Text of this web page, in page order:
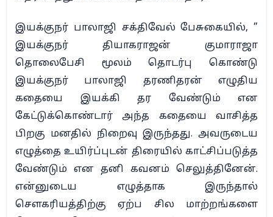
இயக்குநர் பாலாஜி சக்திவேல் பேசுகையில், ”
இயக்குநர் தியாகராஜன் குமாராஜா
தொலைபேசி மூலம் தொடர்பு கொண்டு
இயக்குநர் பாலாஜி தரணிதரன் எழுதிய
கதையை இயக்கி தர வேண்டும் என
கேட்டுக்கொண்டார் அந்த கதையை வாசித்த
பிறகு மனதில் நிறைவு இருந்தது. அவருடைய
எழுத்தை உயிர்ப்புடன் திரையில் காட்சிப்படுத்த
வேண்டும் என தனி கவனம் செலுத்தினேன்.
என்னுடைய எழுத்தாக இருந்தால்
சௌகரியத்திற்கு ஏற்ப சில மாற்றங்களை